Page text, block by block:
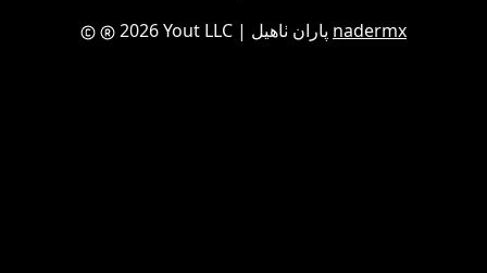
2026 Yout LLC
nadermx